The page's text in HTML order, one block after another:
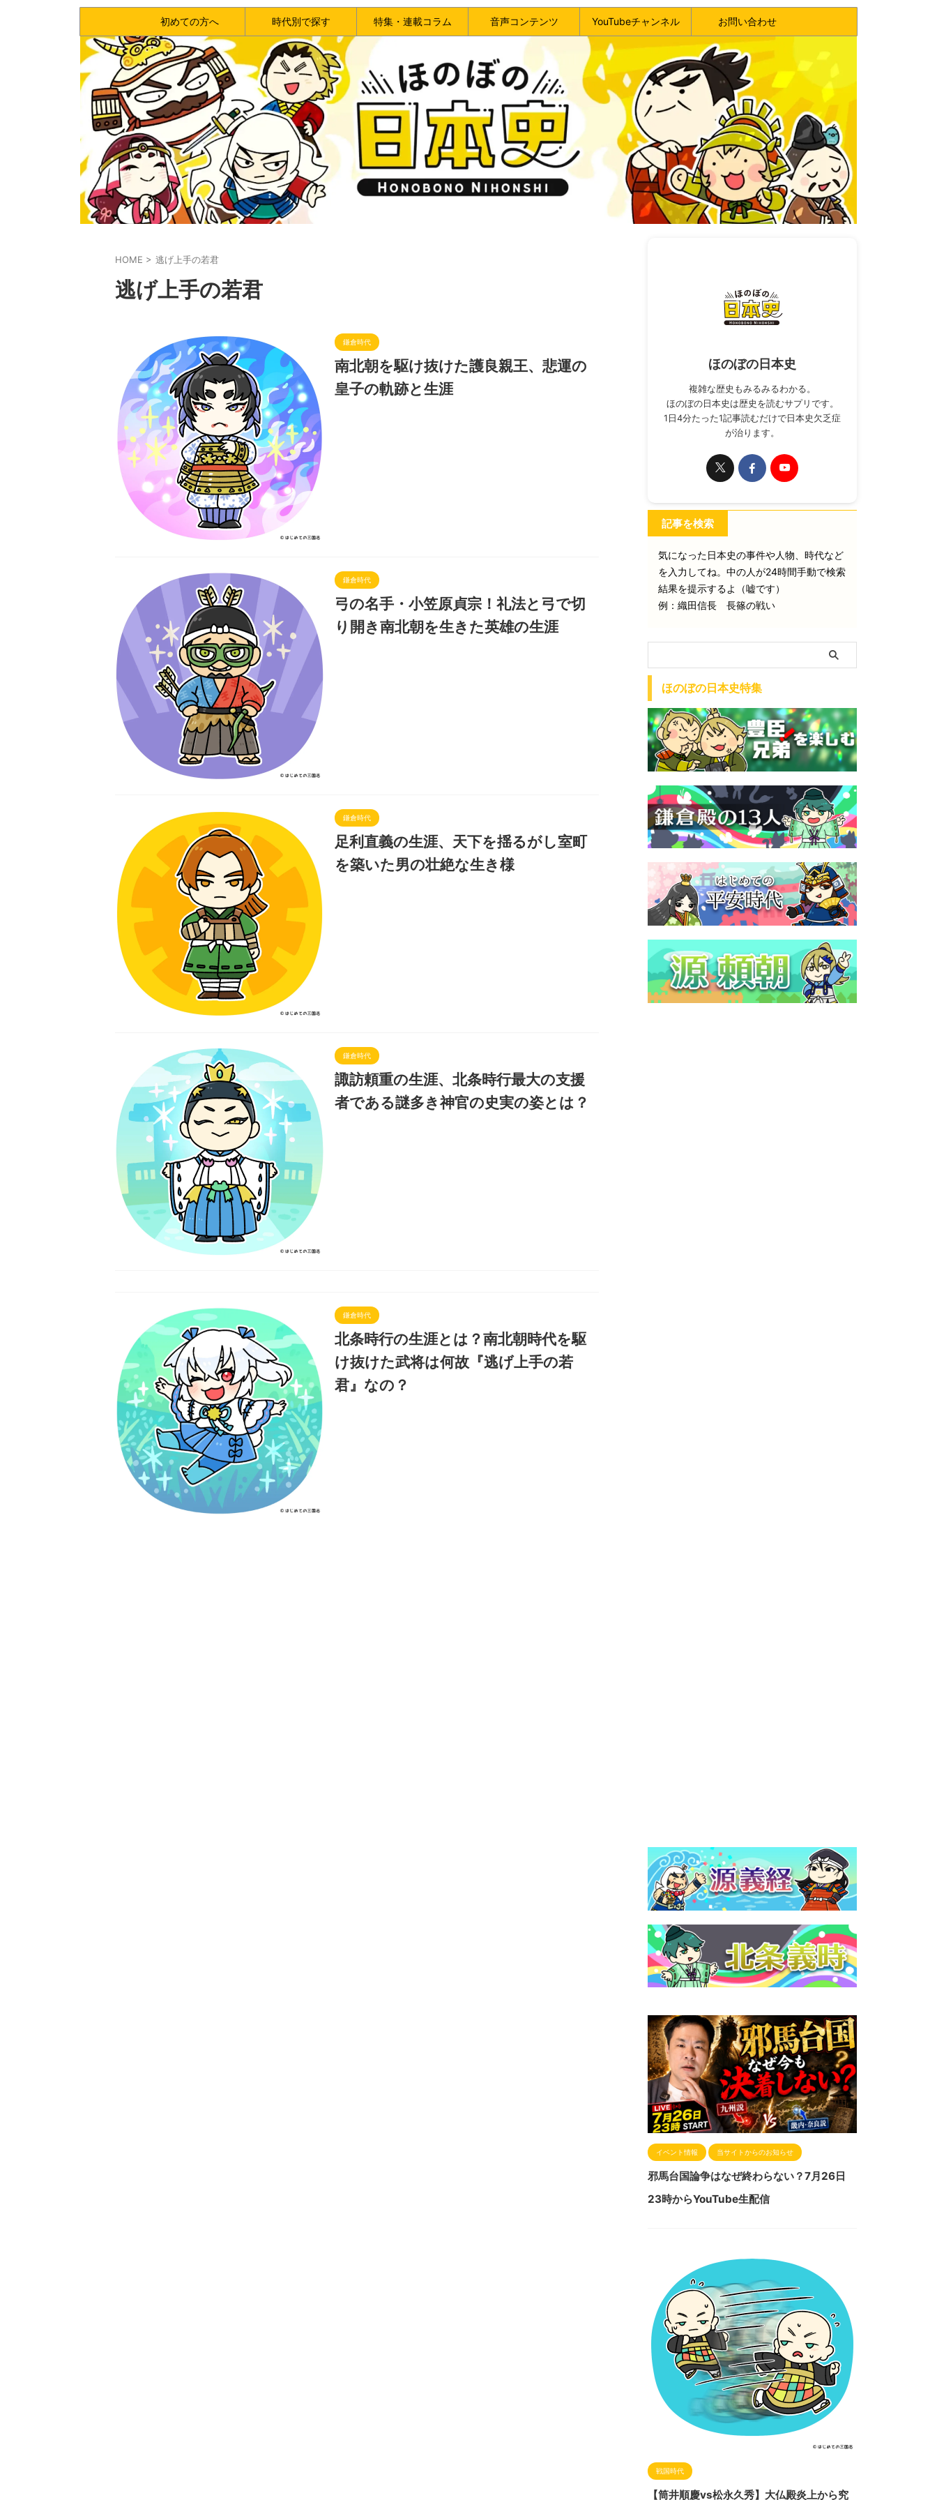
初めての方へ 時代別で探す 特集・連載コラム 音声コンテンツ YouTubeチャンネル お問い合わせ
HOME > 逃げ上手の若君
逃げ上手の若君
鎌倉時代
南北朝を駆け抜けた護良親王、悲運の
皇子の軌跡と生涯
鎌倉時代
弓の名手・小笠原貞宗！礼法と弓で切
り開き南北朝を生きた英雄の生涯
鎌倉時代
足利直義の生涯、天下を揺るがし室町
を築いた男の壮絶な生き様
鎌倉時代
諏訪頼重の生涯、北条時行最大の支援
者である謎多き神官の史実の姿とは？
鎌倉時代
北条時行の生涯とは？南北朝時代を駆
け抜けた武将は何故『逃げ上手の若
君』なの？
ほのぼの日本史
複雑な歴史もみるみるわかる。
ほのぼの日本史は歴史を読むサプリです。
1日4分たった1記事読むだけで日本史欠乏症
が治ります。
記事を検索
気になった日本史の事件や人物、時代など
を入力してね。中の人が24時間手動で検索
結果を提示するよ（嘘です）
例：織田信長 長篠の戦い
ほのぼの日本史特集
イベント情報 当サイトからのお知らせ
邪馬台国論争はなぜ終わらない？7月26日
23時からYouTube生配信
戦国時代
【筒井順慶vs松永久秀】大仏殿炎上から究